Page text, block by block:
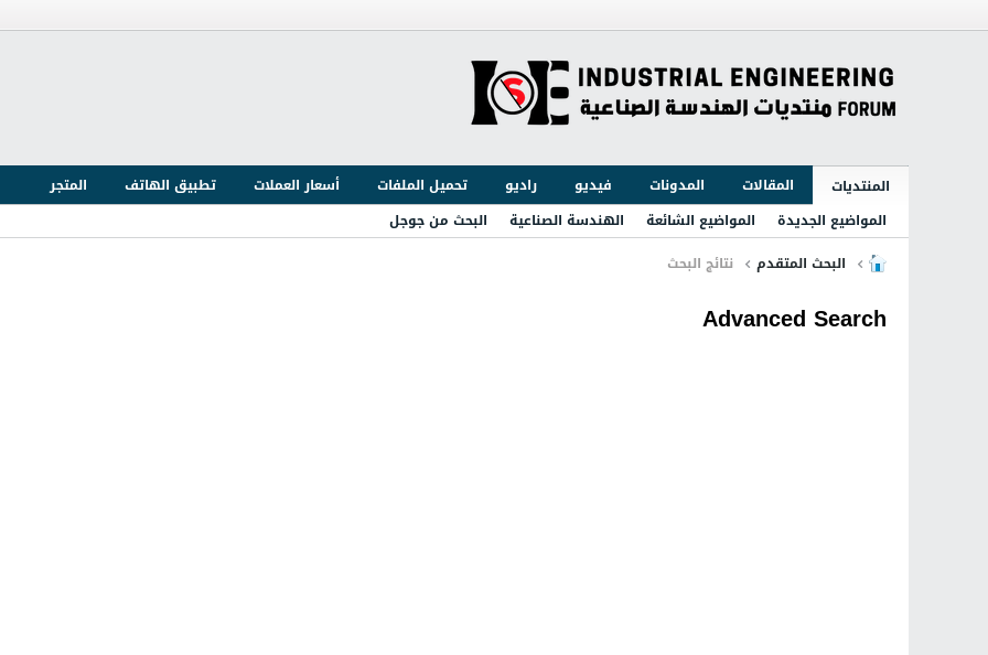
المنتديات المقالات المدونات فيديو راديو تحميل الملفات أسعار العملات تطبيق الهاتف
المتجر
المواضيع الجديدة
المواضيع الشائعة الهندسة الصناعية
البحث من جوجل
البحث المتقدم
نتائج البحث
Advanced Search